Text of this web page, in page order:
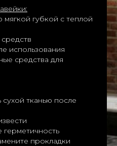
губкой с теплой
использования
средства для
тканью после
прокладки